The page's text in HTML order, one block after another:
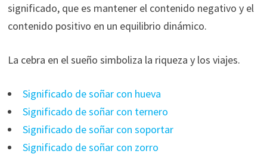
significado, que es mantener el contenido negativo y el
contenido positivo en un equilibrio dinámico.
La cebra en el sueño simboliza la riqueza y los viajes.
Significado de soñar con hueva
Significado de soñar con ternero
Significado de soñar con soportar
Significado de soñar con zorro